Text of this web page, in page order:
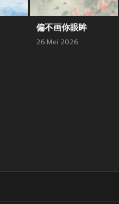
偏不画你眼眸
26 Mei 2026